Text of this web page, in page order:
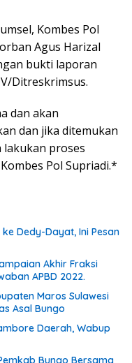
Kombes Pol
Agus Harizal
bukti laporan
Ditreskrimsus.
dan akan
dan jika ditemukan
lakukan proses
Pol Supriadi.*
Dedy-Dayat, Ini Pesan
Akhir Fraksi
APBD 2022.
Maros Sulawesi
Asal Bungo
Daerah, Wabup
Bungo Bersama